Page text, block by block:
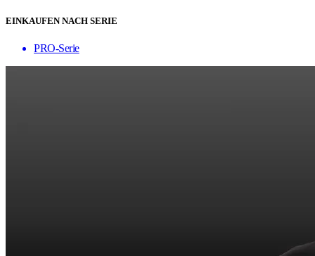
EINKAUFEN NACH SERIE
PRO-Serie